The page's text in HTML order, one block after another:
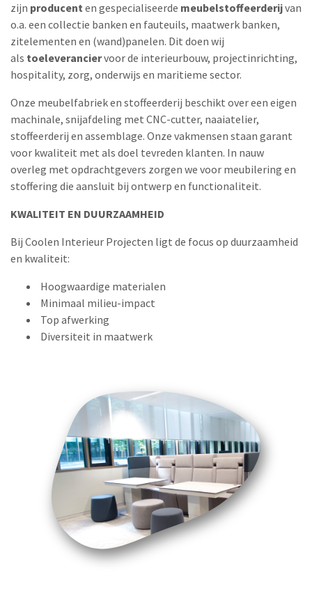
zijn producent en gespecialiseerde meubelstoffeerderijvan
o.a. een collectie banken en fauteuils, maatwerk banken,
zitelementen en (wand)panelen. Dit doen wij
als toeleveranciervoor de interieurbouw, projectinrichting,
hospitality, zorg, onderwijs en maritieme sector.
Onze meubelfabriek en stoffeerderij beschikt over een eigen
machinale, snijafdeling met CNC-cutter, naaiatelier,
stoffeerderij en assemblage. Onze vakmensen staan garant
voor kwaliteit met als doel tevreden klanten. In nauw
overleg met opdrachtgevers zorgen we voor meubilering en
stoffering die aansluit bij ontwerp en functionaliteit.
KWALITEIT EN DUURZAAMHEID
Bij Coolen Interieur Projecten ligt de focus op duurzaamheid
en kwaliteit:
Hoogwaardige materialen
Minimaal milieu-impact
Top afwerking
Diversiteit in maatwerk